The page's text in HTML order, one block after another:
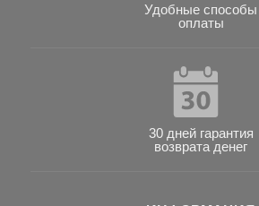
Удобные способы
оплаты
30 дней гарантия
возврата денег